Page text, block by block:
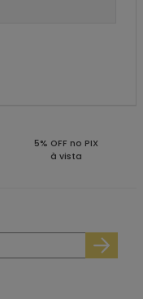
5% OFF no PIX
à vista